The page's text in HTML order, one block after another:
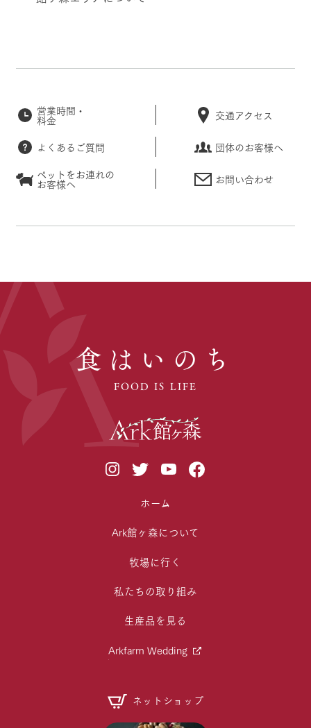
営業時間・
料金 交通アクセス
よくあるご質問
団体のお客様へ
ペットをお連れの
お客様へ お問い合わせ
食はいのち
FOOD IS LIFE
ホーム
Ark館ヶ森について
牧場に行く
私たちの取り組み
生産品を見る
Arkfarm Wedding
ネットショップ